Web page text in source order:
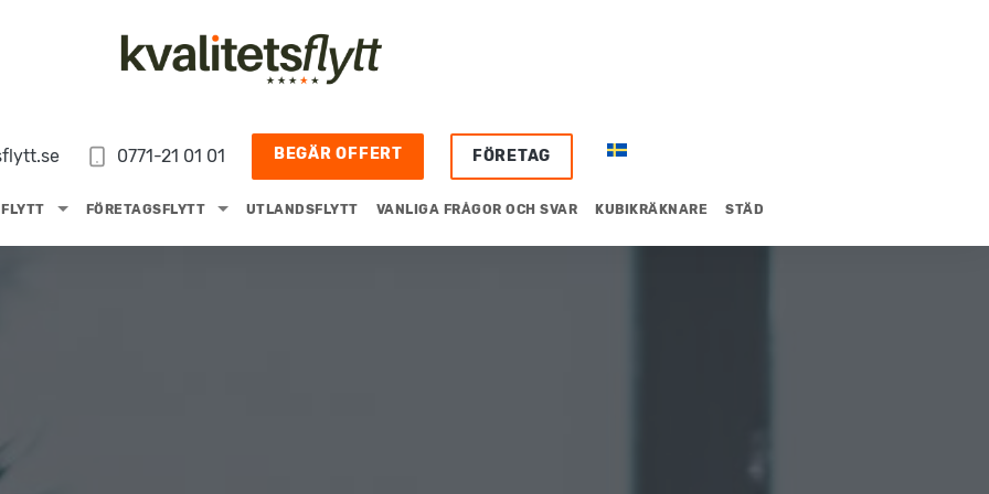
0771-21 01 01 BEGÄR OFFERT FÖRETAG
FLYTT FÖRETAGSFLYTT UTLANDSFLYTT VANLIGA FRÅGOR OCH SVAR KUBIKRÄKNARE STÄD